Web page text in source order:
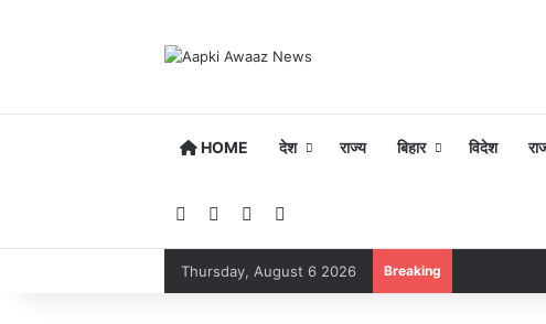
HOME देश राज्य बिहार विदेश
FacebookYouTubeInstagram
Thursday, August 6 2026 Breaking